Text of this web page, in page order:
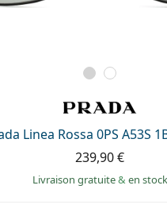
Linea Rossa 0PS A53S
239,90 €
Livraison gratuite& en stock